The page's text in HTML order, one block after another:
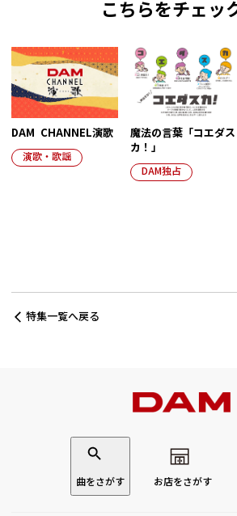
こちらをチェッ
DAM CHANNEL演歌
演歌・歌謡
魔法の言葉「コエダス
カ！」
DAM独占
特集一覧へ戻る
曲をさがす お店をさがす